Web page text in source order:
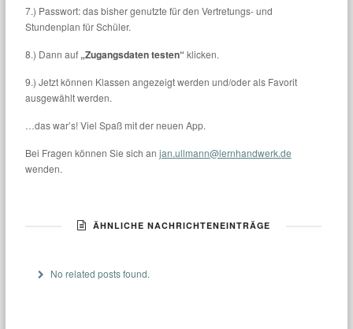
7.) Passwort: das bisher genutzte für den Vertretungs- und
Stundenplan für Schüler.
8.) Dann auf„Zugangsdaten testen“klicken.
9.) Jetzt können Klassen angezeigt werden und/oder als Favorit
ausgewählt werden.
…das war’s! Viel Spaß mit der neuen App.
Bei Fragen können Sie sich an jan.ullmann@lernhandwerk.de
wenden.
ÄHNLICHE NACHRICHTENEINTRÄGE
No related posts found.